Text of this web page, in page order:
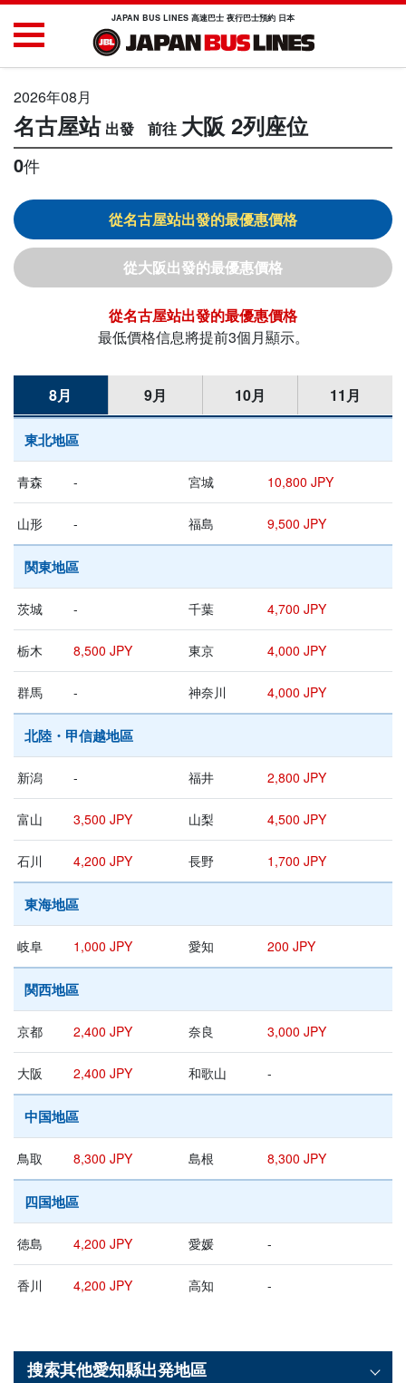
JAPAN BUS LINES 高速巴士 夜行巴士預約 日本
2026年08月
名古屋站 大阪 2列座位
0件
名古屋站
大阪
名古屋站
最低價格信息將提前3個月顯示。
8月 9月 10月 11月
東北地區
青森 - 宮城 10,800 JPY
山形 - 福島 9,500 JPY
関東地區
茨城 - 千葉 4,700 JPY
栃木 8,500 JPY 東京 4,000 JPY
群馬 - 神奈川 4,000 JPY
北陸・甲信越地區
新潟 - 福井 2,800 JPY
富山 3,500 JPY 山梨 4,500 JPY
石川 4,200 JPY 長野 1,700 JPY
東海地區
岐阜 1,000 JPY 愛知 200 JPY
関西地區
京都 2,400 JPY 奈良 3,000 JPY
大阪 2,400 JPY 和歌山 -
中国地區
鳥取 8,300 JPY 島根 8,300 JPY
四国地區
徳島 4,200 JPY 愛媛 -
香川 4,200 JPY 高知 -
搜索其他愛知縣出発地區